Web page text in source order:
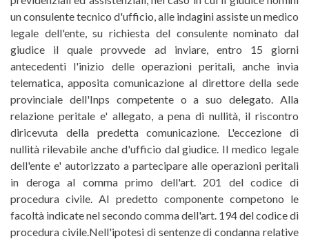
un consulente tecnico d'ufficio, alle indagini assiste un medico
legale dell'ente, su richiesta del consulente nominato dal
giudice il quale provvede ad inviare, entro 15 giorni
antecedenti l'inizio delle operazioni peritali, anche invia
telematica, apposita comunicazione al direttore della sede
provinciale dell'Inps competente o a suo delegato. Alla
relazione peritale e' allegato, a pena di nullità, il riscontro
diricevuta della predetta comunicazione. L'eccezione di
nullità rilevabile anche d'ufficio dal giudice. Il medico legale
dell'ente e' autorizzato a partecipare alle operazioni peritali
in deroga al comma primo dell'art. 201 del codice di
procedura civile. Al predetto componente competono le
facoltà indicate nel secondo comma dell'art. 194 del codice di
procedura civile.Nell'ipotesi di sentenze di condanna relative